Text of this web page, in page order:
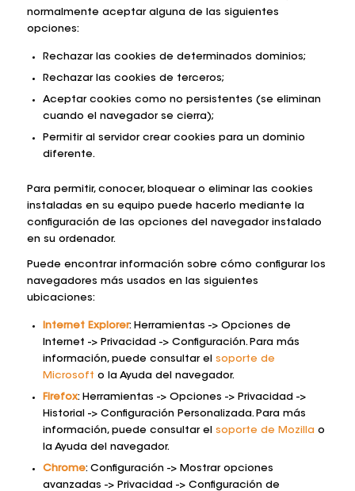
normalmente aceptar alguna de las siguientes
opciones:
Rechazar las cookies de determinados dominios;
Rechazar las cookies de terceros;
Aceptar cookies como no persistentes (se eliminan
cuando el navegador se cierra);
Permitir al servidor crear cookies para un dominio
diferente.
Para permitir, conocer, bloquear o eliminar las cookies
instaladas en su equipo puede hacerlo mediante la
configuración de las opciones del navegador instalado
en su ordenador.
Puede encontrar información sobre cómo configurar los
navegadores más usados en las siguientes
ubicaciones:
Internet Explorer: Herramientas -> Opciones de
Internet -> Privacidad -> Configuración. Para más
información, puede consultar el soporte de
Microsoft o la Ayuda del navegador.
Firefox: Herramientas -> Opciones -> Privacidad ->
Historial -> Configuración Personalizada. Para más
información, puede consultar el soporte de Mozilla o
la Ayuda del navegador.
Chrome: Configuración -> Mostrar opciones
avanzadas -> Privacidad -> Configuración de